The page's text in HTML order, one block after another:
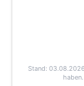
Stand: